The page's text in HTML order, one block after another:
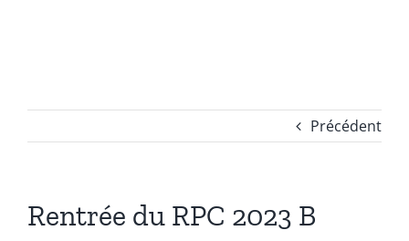
Précédent
Rentrée du RPC 2023 B